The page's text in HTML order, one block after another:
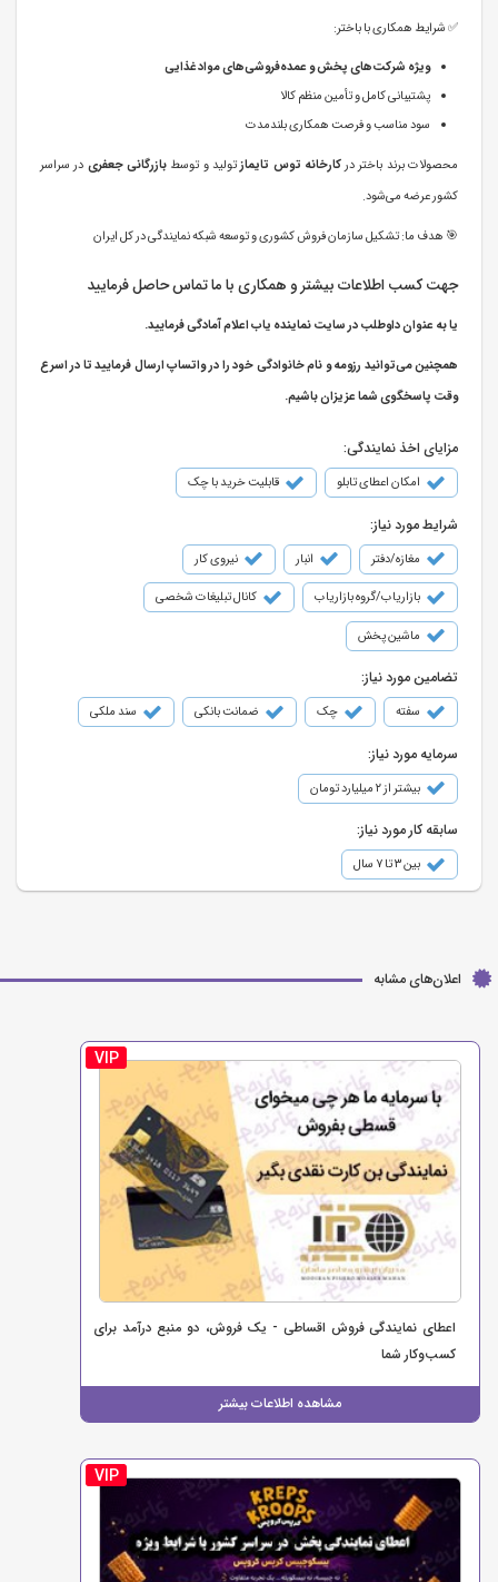
✅ شرایط همکاری با باختر:
ویژه شرکت‌های پخش و عمده‌فروشی‌های مواد غذایی
پشتیبانی کامل و تأمین منظم کالا
سود مناسب و فرصت همکاری بلندمدت
محصولات برند باختر درکارخانه توس تایمازتولید و توسطبازرگانی جعفری در سراسر
کشور عرضه می‌شود.
🎯 هدف ما: تشکیل سازمان فروش کشوری و توسعه شبکه نمایندگی در کل ایران
جهت کسب اطلاعات بیشتر و همکاری با ما تماس حاصل فرمایید
یا به عنوان داوطلب در سایت نماینده یاب اعلام آمادگی فرمایید.
همچنین می‌توانید رزومه و نام خانوادگی خود را در واتساپ ارسال فرمایید تا در اسرع
وقت پاسخگوی شما عزیزان باشیم.
مزایای اخذ نمایندگی:
امکان اعطای تابلو قابلیت خرید با چک
شرایط مورد نیاز:
مغازه/دفتر انبار نیروی کار
بازاریاب/گروه بازاریاب کانال تبلیغات شخصی
ماشین پخش
تضامین مورد نیاز:
سفته چک ضمانت بانکی سند ملکی
سرمایه مورد نیاز:
بیشتر از ۲ میلیارد تومان
سابقه کار مورد نیاز:
بین ۳ تا ۷ سال
اعلان‌های مشابه
VIP
اعطای نمایندگی فروش اقساطی - یک فروش، دو منبع درآمد برای
کسب‌وکار شما
مشاهده اطلاعات بیشتر
VIP